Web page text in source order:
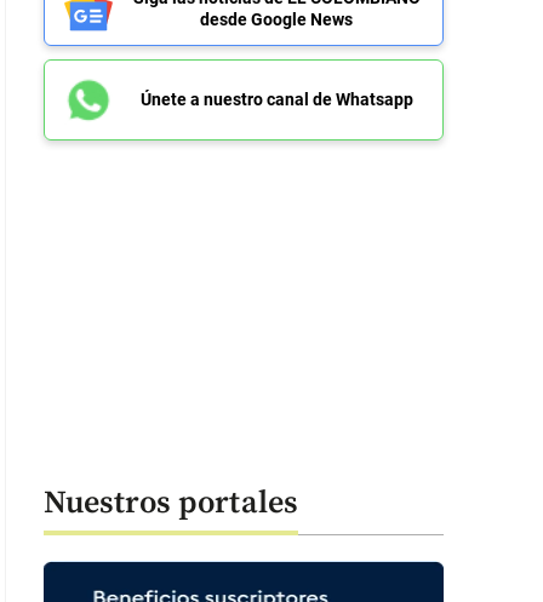
de Fredonia Aldubar de Jesús Vanegas Marín al lado de una de
desde Google News
Únete a nuestro canal de Whatsapp
Nuestros portales